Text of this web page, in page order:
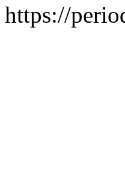
https://